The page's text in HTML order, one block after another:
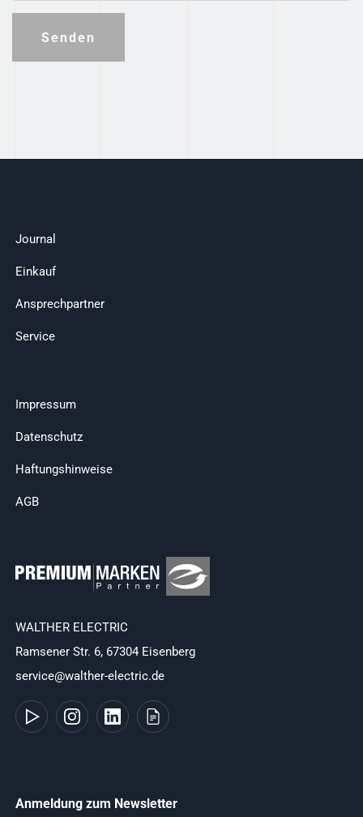
Senden
Journal
Einkauf
Ansprechpartner
Service
Impressum
Datenschutz
Haftungshinweise
AGB
WALTHER ELECTRIC
Ramsener Str. 6, 67304 Eisenberg
service@walther-electric.de
Anmeldung zum Newsletter